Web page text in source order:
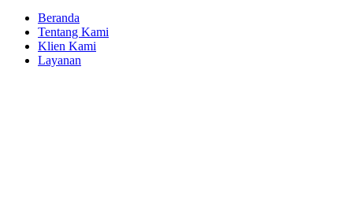
Beranda
Tentang Kami
Klien Kami
Layanan